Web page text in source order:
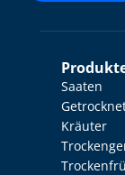
Saaten
Kräuter